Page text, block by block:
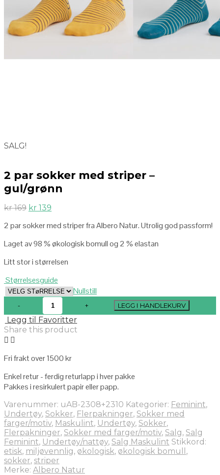
SALG!
2 par sokker med striper –
gul/grønn
kr169 kr 139
2 par sokker med striper fra Albero Natur. Utrolig god passform!
Laget av 98 % økologisk bomull og 2 % elastan
Litt stor i størrelsen
Størrelsesguide
Nullstill
LEGG I HANDLEKURV
Legg til Favoritter
Share this product
Fri frakt over 1500 kr
Enkel retur - ferdig returlapp i hver pakke
Pakkes i resirkulert papir eller papp.
Varenummer: uAB-2308+2310 Kategorier: Feminint,
Undertøy, Sokker, Flerpakninger, Sokker med
farger/motiv, Maskulint, Undertøy, Sokker,
Flerpakninger, Sokker med farger/motiv, Salg, Salg
Feminint, Undertøy/nattøy, Salg Maskulint Stikkord:
etisk, miljøvennlig, økologisk, økologisk bomull ,
sokker, striper
Merke: Albero Natur